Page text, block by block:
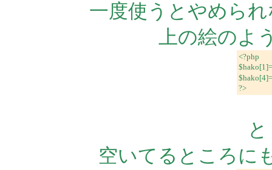
一度使うとやめら
上の絵のよ
<?php
?>
空いてるところに